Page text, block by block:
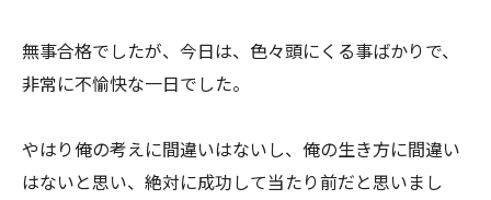
無事合格でしたが、今日は、色々頭にくる事ばかりで、
非常に不愉快な一日でした。
やはり俺の考えに間違いはないし、俺の生き方に間違い
はないと思い、絶対に成功して当たり前だと思いまし